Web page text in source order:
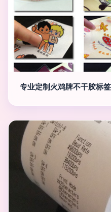
专业定制火鸡牌不干胶标